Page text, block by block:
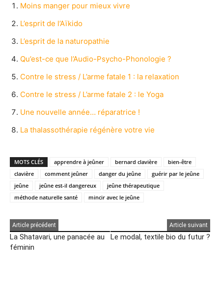
Moins manger pour mieux vivre
L’esprit de l’Aïkido
L’esprit de la naturopathie
Qu’est-ce que l’Audio-Psycho-Phonologie ?
Contre le stress / L’arme fatale 1 : la relaxation
Contre le stress / L’arme fatale 2 : le Yoga
Une nouvelle année… réparatrice !
La thalassothérapie régénère votre vie
MOTS CLÉS apprendre à jeûner bernard clavière
bien-être
clavière
comment jeûner danger du jeûne
guérir par le jeûne
jeûne
jeûne est-il dangereux
jeûne thérapeutique
méthode naturelle santé
mincir avec le jeûne
Article précédent
La Shatavari, une panacée au
féminin
Article suivant
Le modal, textile bio du futur ?